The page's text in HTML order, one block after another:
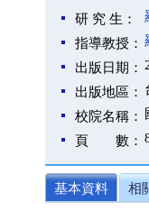
研 究 生：
指導教授：
出版日期：
出版地區：
校院名稱：
頁 數：
基本資料 相